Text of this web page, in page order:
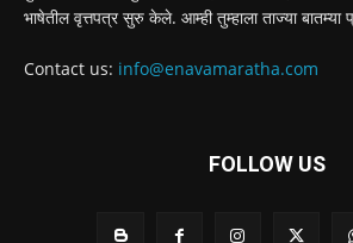
भाषेतील वृत्तपत्र सुरु केले. आम्ही तुम्हाला ताज्या बातम्या
Contact us: info@enavamaratha.com
FOLLOW US